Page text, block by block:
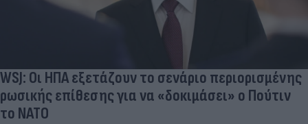
WSJ: Οι ΗΠΑ εξετάζουν το σενάριο περιορισμένης
ρωσικής επίθεσης για να «δοκιμάσει» ο Πούτιν
το ΝΑΤΟ